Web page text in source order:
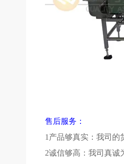
售后服务：
1产品够真实：我司的
2诚信够高：我司真诚